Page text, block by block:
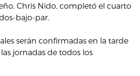
Chris Nido, completó el cuarto
bajo-par.
serán confirmadas en la tarde
jornadas de todos los